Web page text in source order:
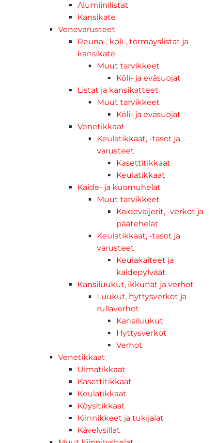
Alumiinilistat
Kansikate
Venevarusteet
Reuna-, köli-, törmäyslistat ja
kansikate
Muut tarvikkeet
Köli- ja eväsuojat
Listat ja kansikatteet
Muut tarvikkeet
Köli- ja eväsuojat
Venetikkaat
Keulatikkaat, -tasot ja
varusteet
Kasettitikkaat
Keulatikkaat
Kaide- ja kuomuhelat
Muut tarvikkeet
Kaidevaijerit, -verkot ja
päätehelat
Keulatikkaat, -tasot ja
varusteet
Keulakaiteet ja
kaidepylväät
Kansiluukut, ikkunat ja verhot
Luukut, hyttysverkot ja
rullaverhot
Kansiluukut
Hyttysverkot
Verhot
Venetikkaat
Uimatikkaat
Kasettitikkaat
Keulatikkaat
Köysitikkaat
Kiinnikkeet ja tukijalat
Kävelysillat